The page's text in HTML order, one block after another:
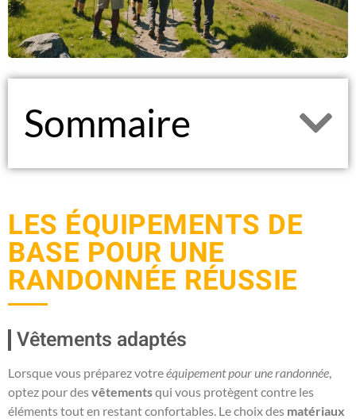
Sommaire
LES ÉQUIPEMENTS DE
BASE POUR UNE
RANDONNÉE RÉUSSIE
Vêtements adaptés
Lorsque vous préparez votreéquipement pour une randonnée,
optez pour desvêtementsqui vous protègent contre les
éléments tout en restant confortables. Le choix des matériaux